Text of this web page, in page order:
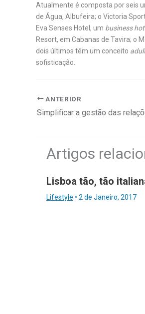
Atualmente é composta por seis
de Água, Albufeira; o Victoria
Eva Senses Hotel, um business
Resort, em Cabanas de Tavira; o
dois últimos têm um conceito
sofisticação.
ANTERIOR
Artigos
Lisboa tão, tão
Lifestyle • 2 de Janeiro, 2017